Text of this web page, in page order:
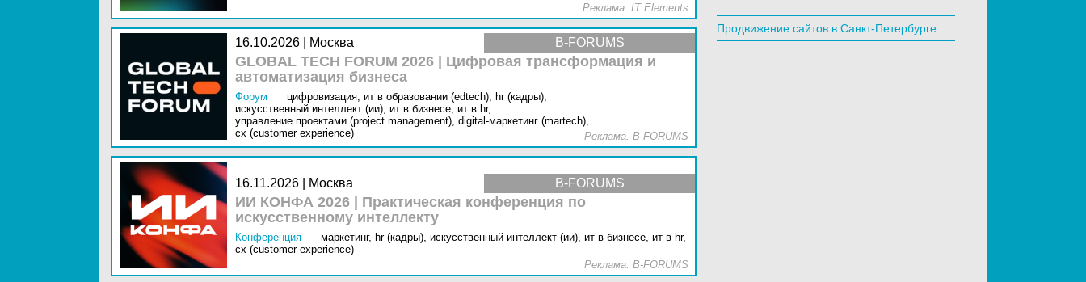
Реклама. IT Elements
B-FORUMS
16.10.2026 | Москва
GLOBAL TECH FORUM 2026 | Цифровая трансформация и
автоматизация бизнеса
Форум цифровизация, ит в образовании (edtech), hr (кадры),
искусственный интеллект (ии), ит в бизнесе, ит в hr,
управление проектами (project management), digital-маркетинг (martech),
cx (customer experience)
Реклама. B-FORUMS
B-FORUMS
16.11.2026 | Москва
ИИ КОНФА 2026 | Практическая конференция по
искусственному интеллекту
Конференция маркетинг, hr (кадры), искусственный интеллект (ии), ит в бизнесе, ит в hr,
cx (customer experience)
Реклама. B-FORUMS
Продвижение сайтов в Санкт-Петербурге